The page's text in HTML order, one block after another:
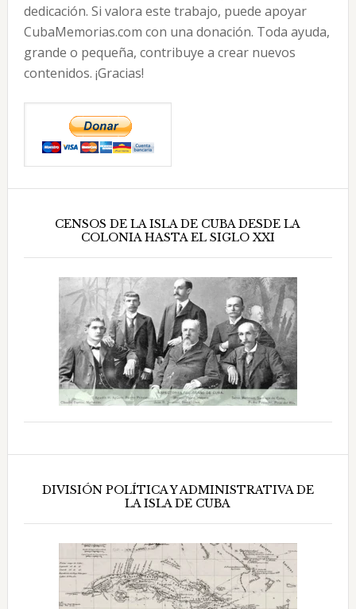
dedicación. Si valora este trabajo, puede apoyar
CubaMemorias.com con una donación. Toda ayuda,
grande o pequeña, contribuye a crear nuevos
contenidos. ¡Gracias!
CENSOS DE LA ISLA DE CUBA DESDE LA
COLONIA HASTA EL SIGLO XXI
DIVISIÓN POLÍTICA Y ADMINISTRATIVA DE
LA ISLA DE CUBA